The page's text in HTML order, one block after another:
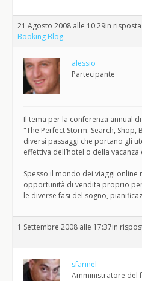
21 Agosto 2008 alle 10:29in risposta
Booking Blog
alessio
Partecipante
Il tema per la conferenza annual
"The Perfect Storm: Search,
diversi passaggi che portano gli
effettiva dell’hotel o della
Spesso il mondo dei viaggi online
opportunità di vendita proprio
le diverse fasi del sogno,
1 Settembre 2008 alle 17:37in
sfarinel
Amministratore del